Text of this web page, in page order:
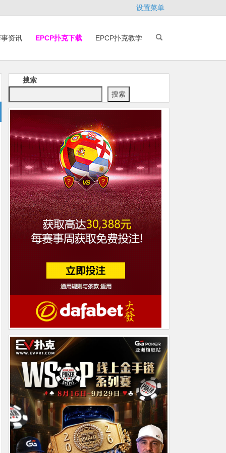
设置菜单
资讯 EPCP扑克下载 EPCP扑克教学
搜索
搜索